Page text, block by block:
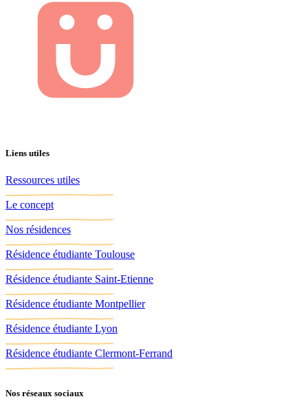
Liens utiles
Ressources utiles
Le concept
Nos résidences
Résidence étudiante Toulouse
Résidence étudiante Saint-Etienne
Résidence étudiante Montpellier
Résidence étudiante Lyon
Résidence étudiante Clermont-Ferrand
Nos réseaux sociaux